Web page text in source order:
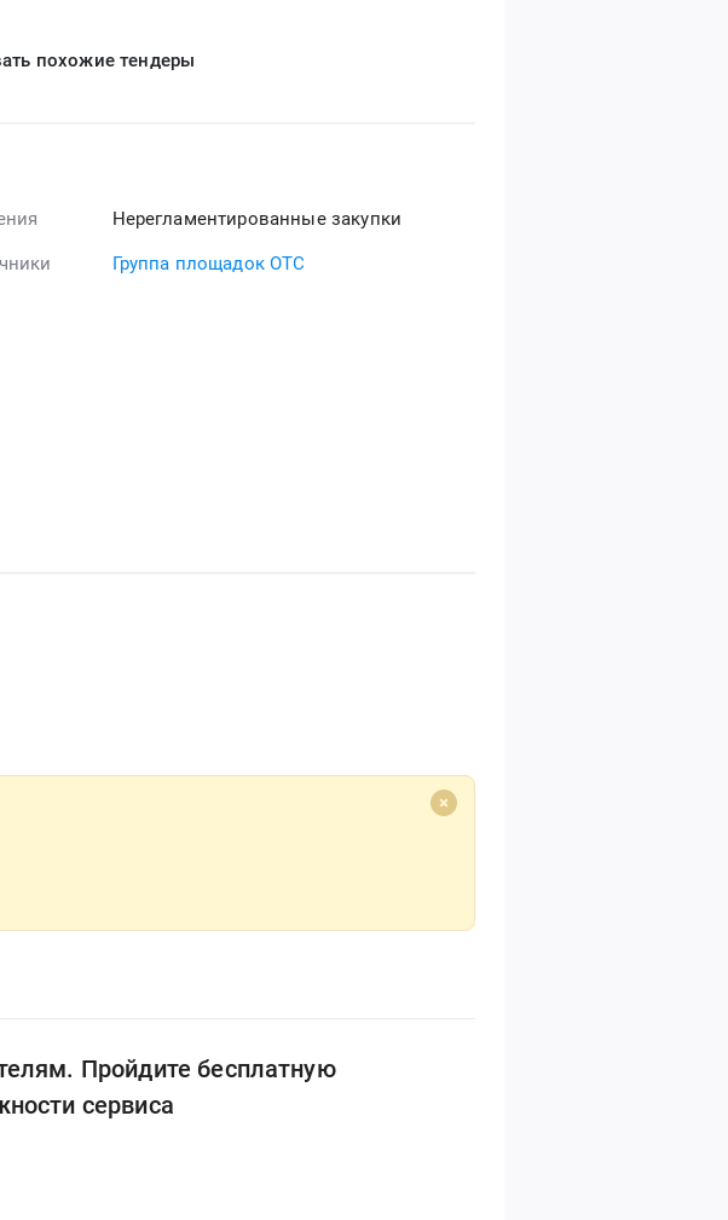
похожие тендеры
Нерегламентированные закупки
Группа площадок ОТС
Пройдите бесплатную
сервиса